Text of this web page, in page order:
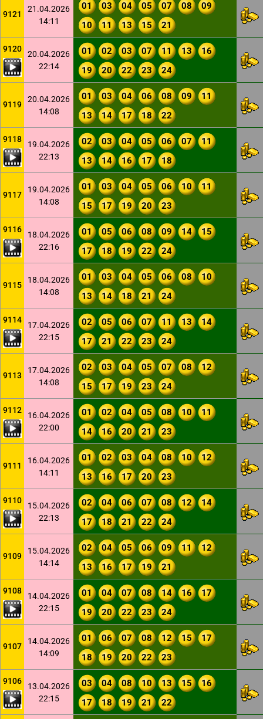
9121
21.04.2026
14:11
01 03 04 05 07 08
09
10
11 13 15 21
9120
20.04.2026
22:14
01 02 03 07 11 13
16
19
20 22 23 24
9119
20.04.2026
14:08
01 03 04 06 08 09
11
13
14 17 18 22
9118
19.04.2026
22:13
02 03 04 05 06 07
11
13
14 16 17 18
9117
19.04.2026
14:08
01 03 04 05 06 10
11
15
17 19 20 23
9116
18.04.2026
22:16
01 05 06 08 09 14
15
17
18 19 22 24
9115
18.04.2026
14:08
01 03 04 05 06 08
10
13
14 18 21 24
9114
17.04.2026
22:15
02 05 06 07 11 13
14
17
21 22 23 24
9113
17.04.2026
14:08
02 03 04 05 07 08
12
15
17 19 23 24
9112
16.04.2026
22:00
01 02 04 05 08 10
11
14
16 20 21 23
9111
16.04.2026
14:11
01 02 03 04 08 10
12
13
16 17 20 23
9110
15.04.2026
22:13
02 04 06 07 08 12
14
17
18 21 22 24
9109
15.04.2026
14:14
02 04 05 06 09 11
12
13
16 17 19 21
9108
14.04.2026
22:15
01 04 07 08 14 16
17
19
20 22 23 24
9107
14.04.2026
14:09
01 06 07 08 12 15
17
18
19 20 22 23
9106
13.04.2026
22:15
03 04 08 10 13 15
16
17
18 19 21 22